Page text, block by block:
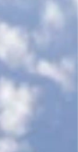
та Литви –
українських
Гельсінкі:
місії став
Українсько-
з економічного
який зібрав